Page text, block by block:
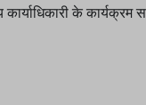
कार्याधिकारी के